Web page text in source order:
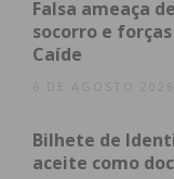
Falsa ameaça
socorro e
Caíde
6 DE AGOSTO 2026
Bilhete de
aceite como